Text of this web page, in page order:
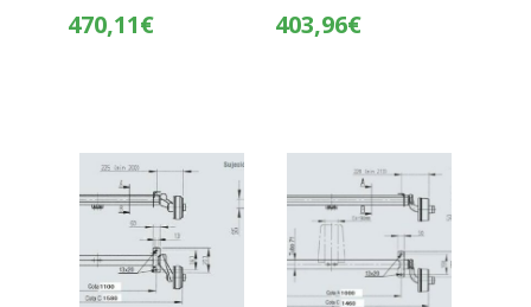
470,11€ 403,96€